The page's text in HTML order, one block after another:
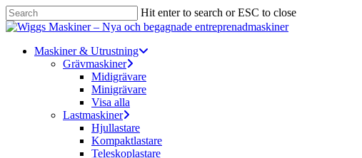
Skip
to
content
Hit enter to search or ESC to close
Close
Menu
Maskiner & Utrustning
Grävmaskiner
Midigrävare
Minigrävare
Visa alla
Lastmaskiner
Hjullastare
Kompaktlastare
Teleskoplastare